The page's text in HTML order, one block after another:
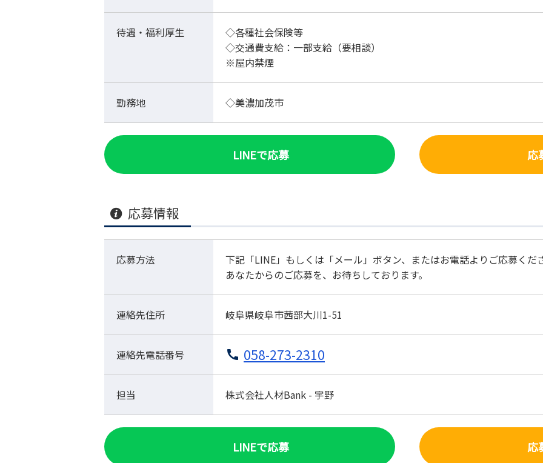
待遇・福利厚生
◇各種社会保険等
◇交通費支給：一部支給（要相談）
※屋内禁煙
勤務地 ◇美濃加茂市
LINEで応募 応
応募情報
応募方法
下記「LINE」もしくは「メール」ボタン、またはお電話よりご応募くだ
あなたからのご応募を、お待ちしております。
連絡先住所 岐阜県岐阜市茜部大川1-51
連絡先電話番号 058-273-2310
担当 株式会社人材Bank - 宇野
LINEで応募 応